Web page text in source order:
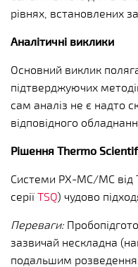
рівнях, встановлених
Аналітичні виклики
Основний виклик
підтверджуючих
сам аналіз не є надто
відповідного
Рішення Thermo
Системи РХ-МС/МС від
серії TSQ) чудово
Переваги:
зазвичай нескладна
подальшим